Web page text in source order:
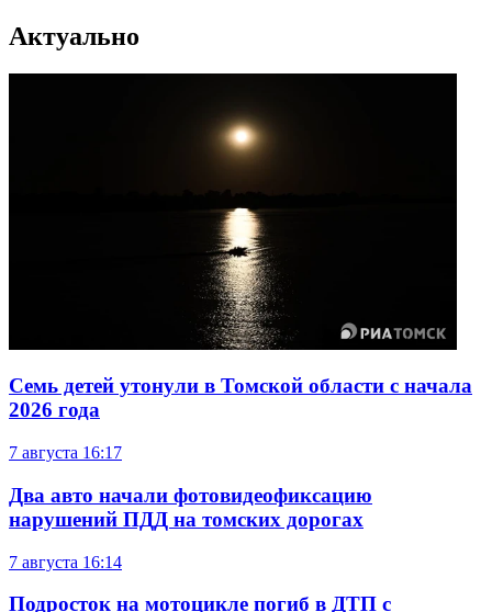
Актуально
Семь детей утонули в Томской области с начала
2026 года
7 августа 16:17
Два авто начали фотовидеофиксацию
нарушений ПДД на томских дорогах
7 августа 16:14
Подросток на мотоцикле погиб в ДТП с